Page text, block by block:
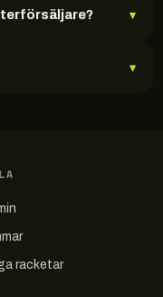
▾
▾
racketar